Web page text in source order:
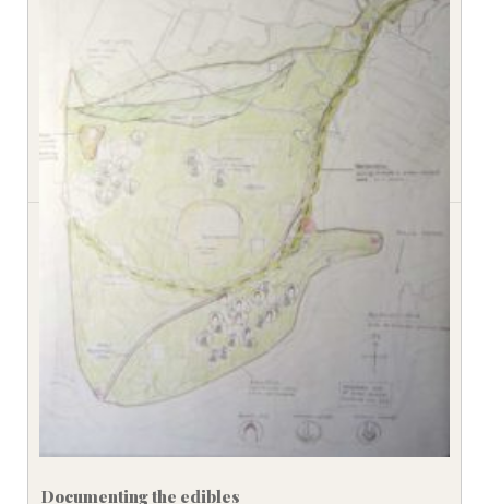
Documenting the edibles